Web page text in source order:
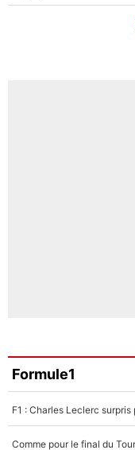
Formule1